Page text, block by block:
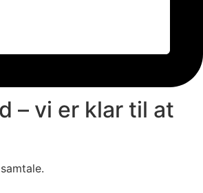
– vi er klar til at